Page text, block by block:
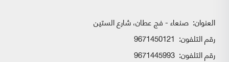
العنوان: صنعاء - فج عطان، شارع الستين
رقم التلفون: 9671450121
رقم التلفون: 9671445993